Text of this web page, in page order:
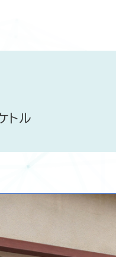
トル